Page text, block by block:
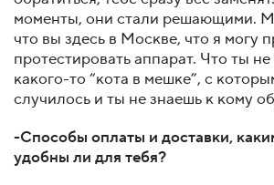
моменты, они стали решающими.
что вы здесь в Москве, что я могу
протестировать аппарат. Что ты
какого-то “кота в мешке”, с
случилось и ты не знаешь к кому
-Способы оплаты и доставки,
удобны ли для тебя?